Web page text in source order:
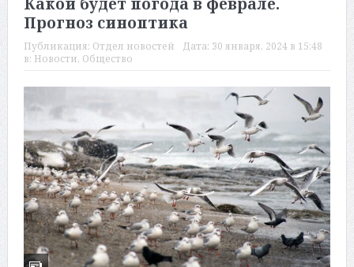
Прогноз синоптика
Публикация: Отдел новостей Дата: 30 января, 2024 в 15:48
в: Новости, Общество